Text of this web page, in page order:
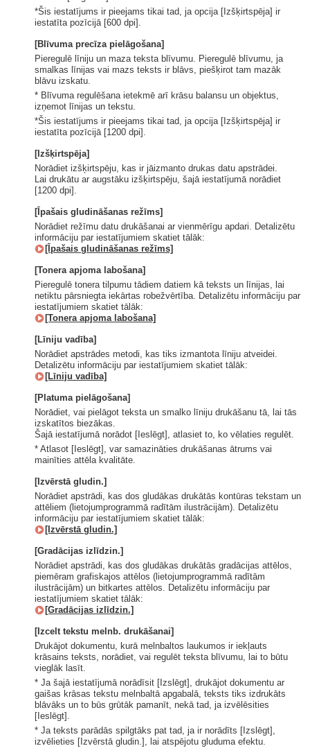
*Šis iestatījums ir pieejams tikai tad, ja opcija [Izšķirtspēja] ir
iestatīta pozīcijā [600 dpi].
[Blīvuma precīza pielāgošana]
Pieregulē līniju un maza teksta blīvumu. Pieregulē blīvumu, ja
smalkas līnijas vai mazs teksts ir blāvs, piešķirot tam mazāk
blāvu izskatu.
* Blīvuma regulēšana ietekmē arī krāsu balansu un objektus,
izņemot līnijas un tekstu.
*Šis iestatījums ir pieejams tikai tad, ja opcija [Izšķirtspēja] ir
iestatīta pozīcijā [1200 dpi].
[Izšķirtspēja]
Norādiet izšķirtspēju, kas ir jāizmanto drukas datu apstrādei.
Lai drukātu ar augstāku izšķirtspēju, šajā iestatījumā norādiet
[1200 dpi].
[Īpašais gludināšanas režīms]
Norādiet režīmu datu drukāšanai ar vienmērīgu apdari. Detalizētu
informāciju par iestatījumiem skatiet tālāk:
[Īpašais gludināšanas režīms]
[Tonera apjoma labošana]
Pieregulē tonera tilpumu tādiem datiem kā teksts un līnijas, lai
netiktu pārsniegta iekārtas robežvērtība. Detalizētu informāciju par
iestatījumiem skatiet tālāk:
[Tonera apjoma labošana]
[Līniju vadība]
Norādiet apstrādes metodi, kas tiks izmantota līniju atveidei.
Detalizētu informāciju par iestatījumiem skatiet tālāk:
[Līniju vadība]
[Platuma pielāgošana]
Norādiet, vai pielāgot teksta un smalko līniju drukāšanu tā, lai tās
izskatītos biezākas.
Šajā iestatījumā norādot [Ieslēgt], atlasiet to, ko vēlaties regulēt.
* Atlasot [Ieslēgt], var samazināties drukāšanas ātrums vai
mainīties attēla kvalitāte.
[Izvērstā gludin.]
Norādiet apstrādi, kas dos gludākas drukātās kontūras tekstam un
attēliem (lietojumprogrammā radītām ilustrācijām). Detalizētu
informāciju par iestatījumiem skatiet tālāk:
[Izvērstā gludin.]
[Gradācijas izlīdzin.]
Norādiet apstrādi, kas dos gludākas drukātās gradācijas attēlos,
piemēram grafiskajos attēlos (lietojumprogrammā radītām
ilustrācijām) un bitkartes attēlos. Detalizētu informāciju par
iestatījumiem skatiet tālāk:
[Gradācijas izlīdzin.]
[Izcelt tekstu melnb. drukāšanai]
Drukājot dokumentu, kurā melnbaltos laukumos ir iekļauts
krāsains teksts, norādiet, vai regulēt teksta blīvumu, lai to būtu
vieglāk lasīt.
* Ja šajā iestatījumā norādīsit [Izslēgt], drukājot dokumentu ar
gaišas krāsas tekstu melnbaltā apgabalā, teksts tiks izdrukāts
blāvāks un to būs grūtāk pamanīt, nekā tad, ja izvēlēsities
[Ieslēgt].
* Ja teksts parādās spilgtāks pat tad, ja ir norādīts [Izslēgt],
izvēlieties [Izvērstā gludin.], lai atspējotu gluduma efektu.